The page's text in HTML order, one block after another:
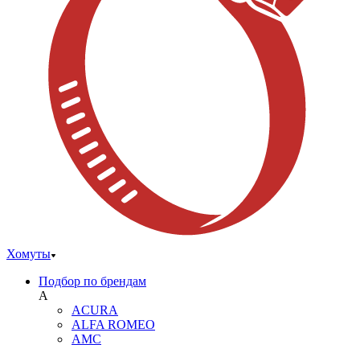
Хомуты
Подбор по брендам
A
ACURA
ALFA ROMEO
AMC